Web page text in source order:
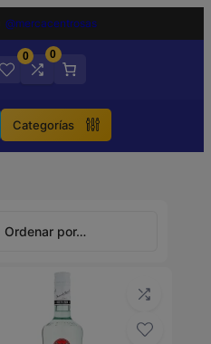
@mercacentrosas
0 0
Categorías